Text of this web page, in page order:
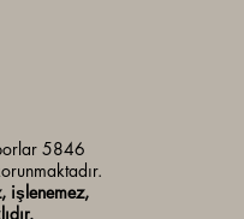
5846
işlenemez,